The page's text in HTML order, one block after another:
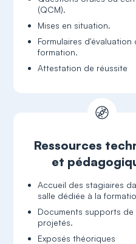
(QCM).
Mises en situation.
Formulaires d'évaluation
formation.
Attestation de réussite
Ressources
et
Accueil des stagiaires
salle dédiée à la
Documents supports
projetés.
Exposés théoriques